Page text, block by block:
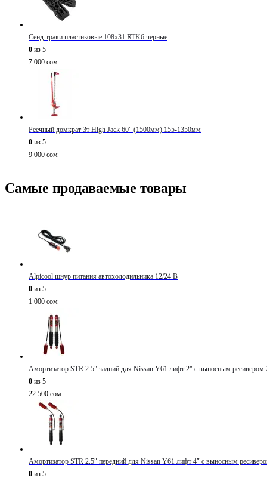
Сенд-траки пластиковые 108х31 RTK6 черные
0 из 5
7 000 сом
Реечный домкрат 3т High Jack 60" (1500мм) 155-1350мм
0 из 5
9 000 сом
Самые продаваемые товары
Alpicool шнур питания автохолодильника 12/24 В
0 из 5
1 000 сом
Амортизатор STR 2.5" задний для Nissan Y61 лифт 2" с выносным ресивером
0 из 5
22 500 сом
Амортизатор STR 2.5″ передний для Nissan Y61 лифт 4″ с выносным
0 из 5